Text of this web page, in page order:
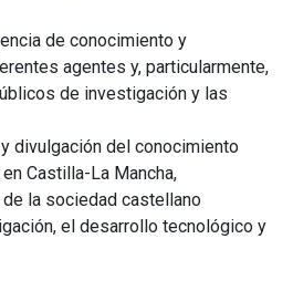
de conocimiento y
agentes y, particularmente,
de investigación y las
divulgación del conocimiento
Castilla-La Mancha,
la sociedad castellano
el desarrollo tecnológico y